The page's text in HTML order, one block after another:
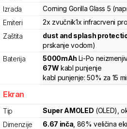
Izrada
Corning Gorilla Glass 5
Emiteri
2x zvučnik1x infracrveni
Zaštita
dust and splash
prskanje vodom)
Baterija
5000mAh Li-Po
67W kabl punjenje
kabl punjenje:50% za 15
Ekran
Tip Super AMOLED (OLED) ,
Dimenzije
6.67 inča , 86% veličina